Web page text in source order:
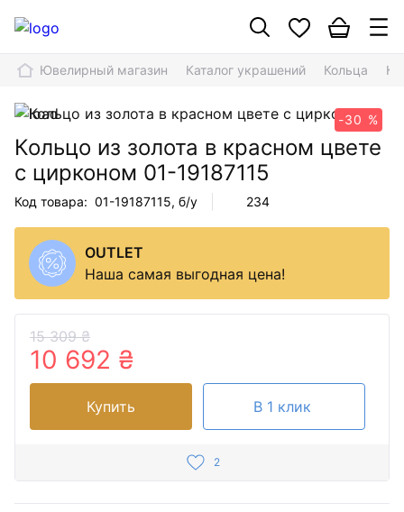
Ювелирный магазин Каталог украшений Кольца
-30 %
Кольцо из золота в красном цвете
с цирконом 01-19187115
Код товара: 01-19187115, б/у 234
OUTLET
Наша самая выгодная цена!
15 309 ₴
10 692 ₴
Купить В 1 клик
2